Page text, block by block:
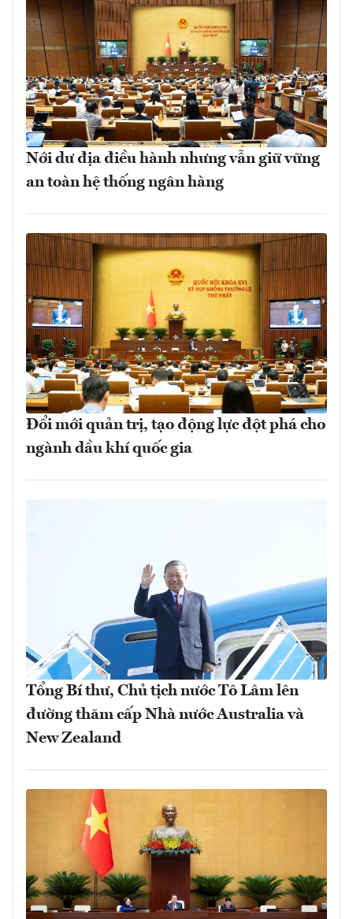
Nới dư địa điều hành nhưng vẫn giữ vững
an toàn hệ thống ngân hàng
Đổi mới quản trị, tạo động lực đột phá cho
ngành dầu khí quốc gia
Tổng Bí thư, Chủ tịch nước Tô Lâm lên
đường thăm cấp Nhà nước Australia và
New Zealand